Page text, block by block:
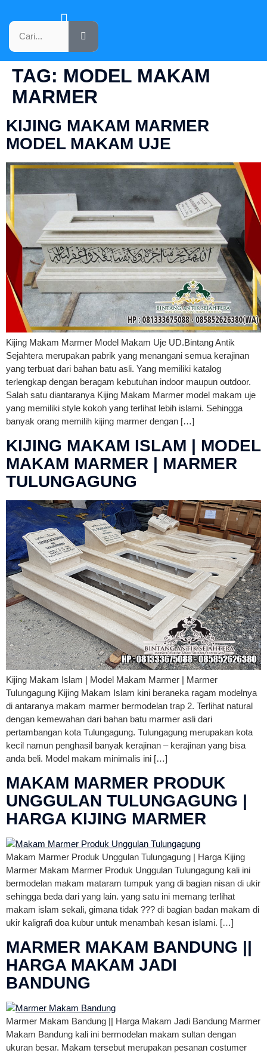
TAG: MODEL MAKAM
MARMER
KIJING MAKAM MARMER
MODEL MAKAM UJE
Kijing Makam Marmer Model Makam Uje UD.Bintang Antik
Sejahtera merupakan pabrik yang menangani semua kerajinan
yang terbuat dari bahan batu asli. Yang memiliki katalog
terlengkap dengan beragam kebutuhan indoor maupun outdoor.
Salah satu diantaranya Kijing Makam Marmer model makam uje
yang memiliki style kokoh yang terlihat lebih islami. Sehingga
banyak orang memilih kijing marmer dengan […]
KIJING MAKAM ISLAM | MODEL
MAKAM MARMER | MARMER
TULUNGAGUNG
Kijing Makam Islam | Model Makam Marmer | Marmer
Tulungagung Kijing Makam Islam kini beraneka ragam modelnya
di antaranya makam marmer bermodelan trap 2. Terlihat natural
dengan kemewahan dari bahan batu marmer asli dari
pertambangan kota Tulungagung. Tulungagung merupakan kota
kecil namun penghasil banyak kerajinan – kerajinan yang bisa
anda beli. Model makam minimalis ini […]
MAKAM MARMER PRODUK
UNGGULAN TULUNGAGUNG |
HARGA KIJING MARMER
Makam Marmer Produk Unggulan Tulungagung | Harga Kijing
Marmer Makam Marmer Produk Unggulan Tulungagung kali ini
bermodelan makam mataram tumpuk yang di bagian nisan di ukir
sehingga beda dari yang lain. yang satu ini memang terlihat
makam islam sekali, gimana tidak ??? di bagian badan makam di
ukir kaligrafi doa kubur untuk menambah kesan islami. […]
MARMER MAKAM BANDUNG ||
HARGA MAKAM JADI
BANDUNG
Marmer Makam Bandung || Harga Makam Jadi Bandung Marmer
Makam Bandung kali ini bermodelan makam sultan dengan
ukuran besar. Makam tersebut merupakan pesanan costumer